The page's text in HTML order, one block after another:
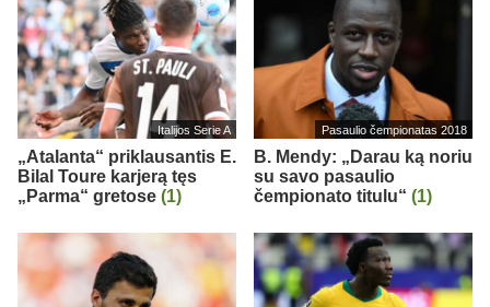
Italijos Serie A
„Atalanta“ priklausantis E.
Bilal Toure karjerą tęs
„Parma“ gretose (1)
Pasaulio čempionatas 2018
B. Mendy: „Darau ką noriu
su savo pasaulio
čempionato titulu“ (1)